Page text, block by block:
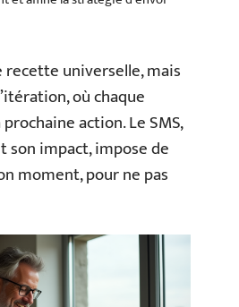
recette universelle, mais
où chaque
action. Le SMS,
son impact, impose de
moment, pour ne pas